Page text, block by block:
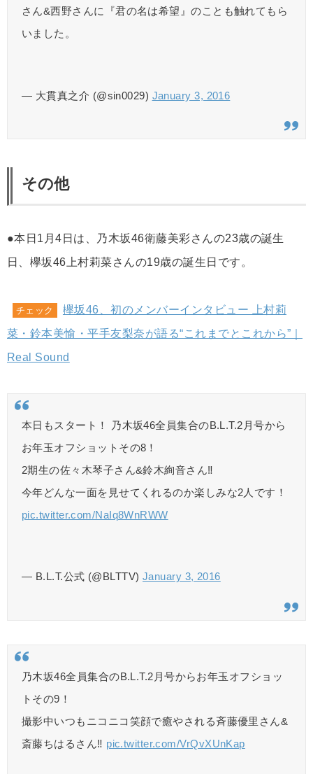
さん&西野さんに『君の名は希望』のことも触れてもら
いました。
— 大貫真之介 (@sin0029) January 3, 2016
その他
●本日1月4日は、乃木坂46衛藤美彩さんの23歳の誕生
日、欅坂46上村莉菜さんの19歳の誕生日です。
チェック
欅坂46、初のメンバーインタビュー 上村莉
菜・鈴本美愉・平手友梨奈が語る“これまでとこれから”｜
Real Sound
本日もスタート！ 乃木坂46全員集合のB.L.T.2月号から
お年玉オフショットその8！
2期生の佐々木琴子さん&鈴木絢音さん‼︎
今年どんな一面を見せてくれるのか楽しみな2人です！
pic.twitter.com/NaIq8WnRWW
— B.L.T.公式 (@BLTTV)January 3, 2016
乃木坂46全員集合のB.L.T.2月号からお年玉オフショッ
トその9！
撮影中いつもニコニコ笑顔で癒やされる斉藤優里さん&
斎藤ちはるさん‼︎ pic.twitter.com/VrQvXUnKap